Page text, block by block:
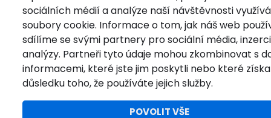
sociálních médií a analýze naší návštěvnosti
soubory cookie. Informace o tom, jak náš web
sdílíme se svými partnery pro sociální média,
analýzy. Partneři tyto údaje mohou zkombinovat s
informacemi, které jste jim poskytli nebo které
důsledku toho, že používáte jejich služby.
POVOLIT VŠE